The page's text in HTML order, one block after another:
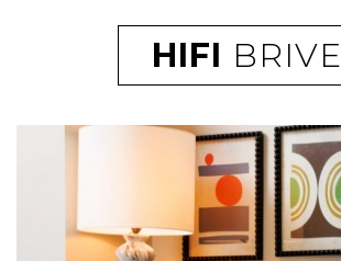
BANCS D'ESSAI
COUPS DE COEUR
HIFI BRIVE